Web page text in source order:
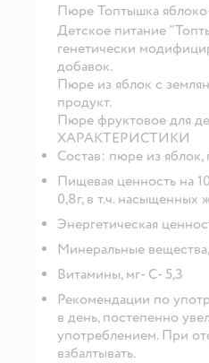
Пюре Топтышка
Детское питание
генетически
добавок.
Пюре из яблок с
продукт.
Пюре фруктовое для
ХАРАКТЕРИСТИКИ
Состав: пюре из
Пищевая ценность на
0,8г, в т.ч. насыщенных
Энергетическая
Минеральные
Витамины, мг- С- 5,3
Рекомендации по
в день, постепенно
употреблением. При
взбалтывать.